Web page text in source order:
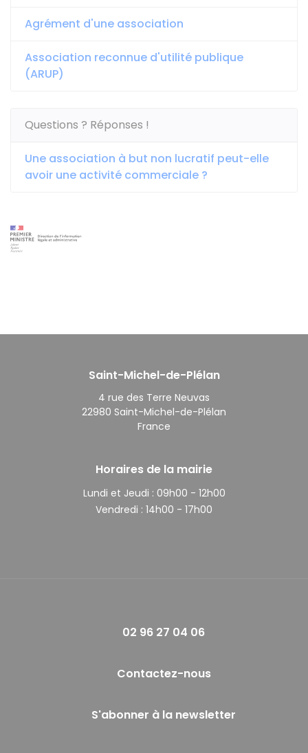
Agrément d'une association
Association reconnue d'utilité publique
(ARUP)
Questions ? Réponses !
Une association à but non lucratif peut-elle
avoir une activité commerciale ?
Saint-Michel-de-Plélan
4 rue des Terre Neuvas
22980 Saint-Michel-de-Plélan
France
Horaires de la mairie
Lundi et Jeudi : 09h00 - 12h00
Vendredi : 14h00 - 17h00
02 96 27 04 06
Contactez-nous
S'abonner à la newsletter